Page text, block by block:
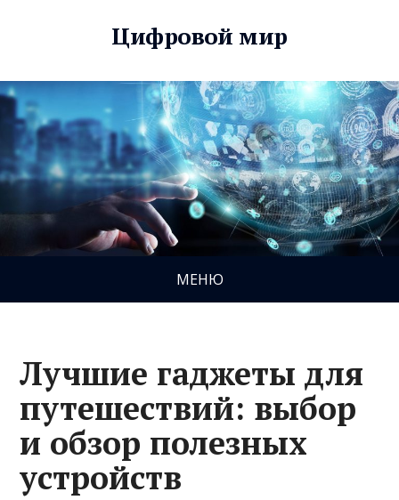
Цифровой мир
МЕНЮ
Лучшие гаджеты для
путешествий: выбор
и обзор полезных
устройств